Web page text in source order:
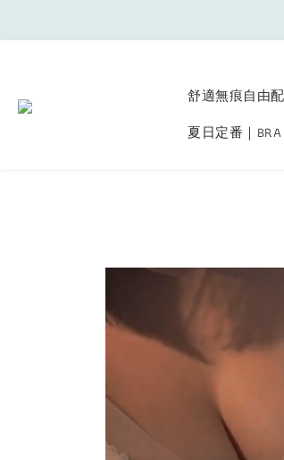
舒適無痕自由
夏日定番｜BRA